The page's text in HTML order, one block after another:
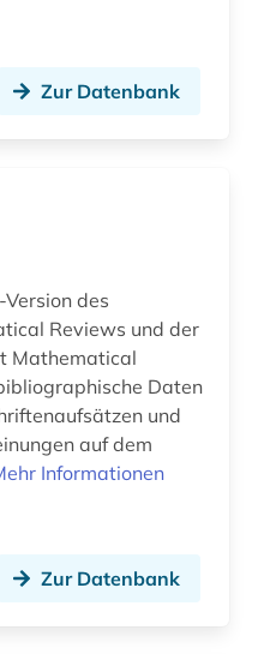
Zur Datenbank
des
Reviews und der
Mathematical
Daten
und
auf dem
Informationen
Zur Datenbank